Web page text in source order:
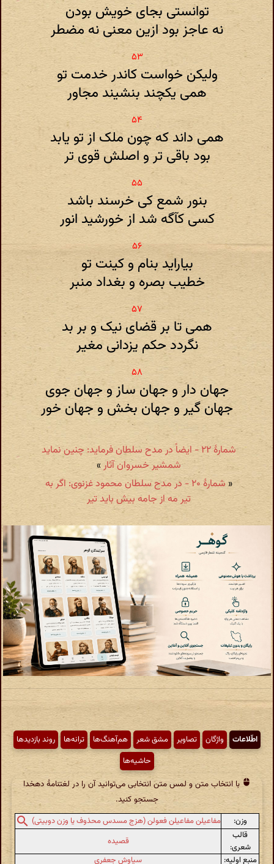
توانستی بجای خویش بودن
نه عاجز بود ازین معنی نه مضطر
ولیکن خواست کاندر خدمت تو
همی یکچند بنشیند مجاور
همی داند که چون ملک از تو یابد
بود باقی تر و اصلش قوی تر
بنور شمع کی خرسند باشد
کسی کآگه شد از خورشید انور
بیاراید بنام و کینت تو
خطیب بصره و بغداد منبر
همی تا بر قضای نیک و بر بد
نگردد حکم یزدانی مغیر
جهان دار و جهان ساز و جهان جوی
جهان گیر و جهان بخش و جهان خور
شمارهٔ ۲۲ - ایضاً در مدح سلطان فرماید: چنین نماید
شمشیر خسروان آثار »
«
شمارهٔ ۲۰ - در مدح سلطان محمود غزنوی: اگر به
تیر مه از جامه بیش باید تیر
اطّلاعات واژگان تصاویر مشق شعر هم‌آهنگ‌ها ترانه‌ها
روند بازدیدها
حاشیه‌ها
با انتخاب متن و لمس متن انتخابی می‌توانید آن را در لغتنامهٔ دهخدا
جستجو کنید.
وزن:
مفاعیلن مفاعیلن فعولن (هزج مسدس محذوف یا وزن دوبیتی)
قالب
شعری:
قصیده
منبع اولیه:
سیاوش جعفری